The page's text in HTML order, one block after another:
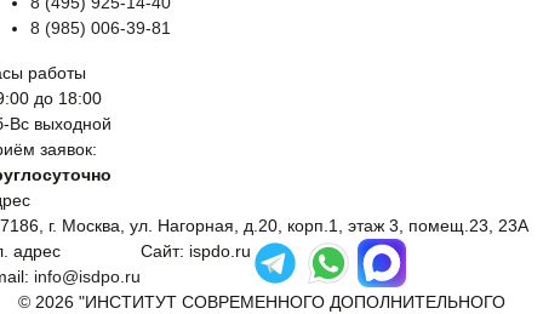
8 (985) 006-39-81
работы
до 18:00
Вс выходной
заявок:
г. Москва, ул. Нагорная, д.20, корп.1, этаж 3, помещ.23, 23А
адрес
info@isdpo.ru
Сайт: ispdo.ru
© 2026 "ИНСТИТУТ СОВРЕМЕННОГО ДОПОЛНИТЕЛЬНОГО